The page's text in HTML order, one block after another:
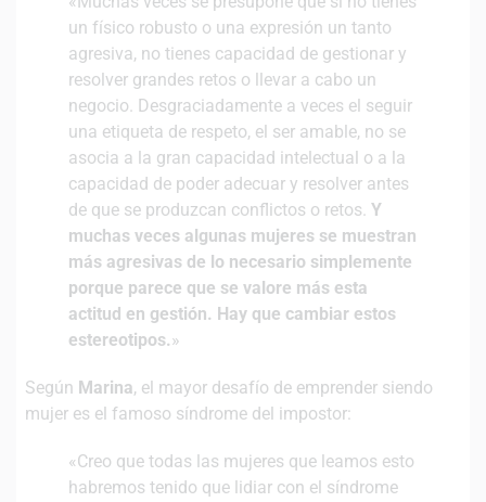
un físico robusto o una expresión un tanto
agresiva, no tienes capacidad de gestionar y
resolver grandes retos o llevar a cabo un
negocio. Desgraciadamente a veces el seguir
una etiqueta de respeto, el ser amable, no se
asocia a la gran capacidad intelectual o a la
capacidad de poder adecuar y resolver antes
de que se produzcan conflictos o retos. Y
muchas veces algunas mujeres se muestran
más agresivas de lo necesario simplemente
porque parece que se valore más esta
actitud en gestión. Hay que cambiar estos
estereotipos.»
Según Marina, el mayor desafío de emprender siendo
mujer es el famoso síndrome del impostor:
«Creo que todas las mujeres que leamos esto
habremos tenido que lidiar con el síndrome